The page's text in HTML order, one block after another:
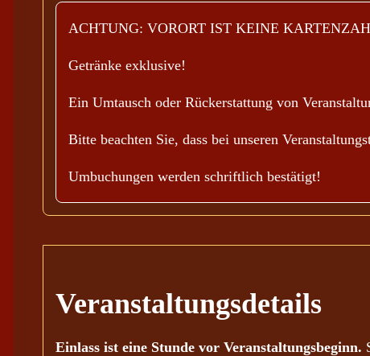
ACHTUNG: VORORT IST KEINE
Getränke exklusive!
Ein Umtausch oder Rückerstattung von
Bitte beachten Sie, dass bei unseren
Umbuchungen werden schriftlich bestätigt!
Veranstaltungsdetails
Einlass ist eine Stunde vor Veranstaltungsbeginn.